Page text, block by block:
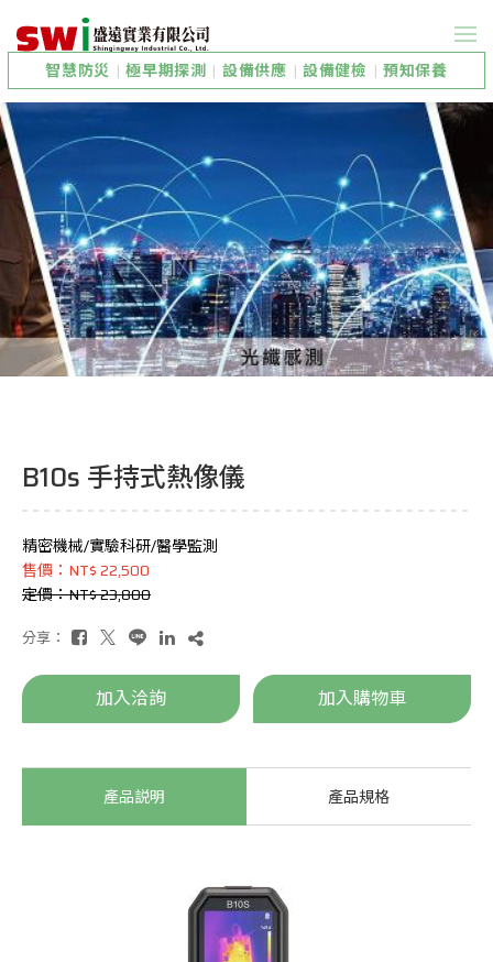
智慧防災 | 極早期探測 | 設備供應 | 設備健檢 | 預知保養
B10s 手持式熱像儀
精密機械/實驗科研/醫學監測
售價：NT$ 22,500
定價：NT$ 23,800
分享：
加入洽詢 加入購物車
產品説明 產品規格